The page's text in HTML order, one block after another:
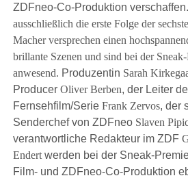
ZDFneo-Co-Produktion verschaffen.
ausschließlich die erste Folge der
Macher versprechen einen
brillante Szenen und sind bei der
anwesend. Produzentin Sarah
Producer Oliver Berben, der Leiter
Fernsehfilm/Serie Frank Zervos, der
Senderchef von ZDFneo Slaven
verantwortliche Redakteur im ZDF
Endertwerden bei der Sneak-
Film- und ZDFneo-Co-Produktion